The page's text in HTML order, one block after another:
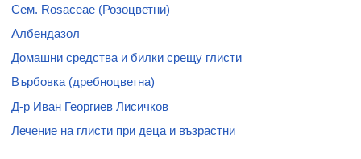
Сем. Rosaceae (Розоцветни)
Албендазол
Домашни средства и билки срещу глисти
Върбовка (дребноцветна)
Д-р Иван Георгиев Лисичков
Лечение на глисти при деца и възрастни